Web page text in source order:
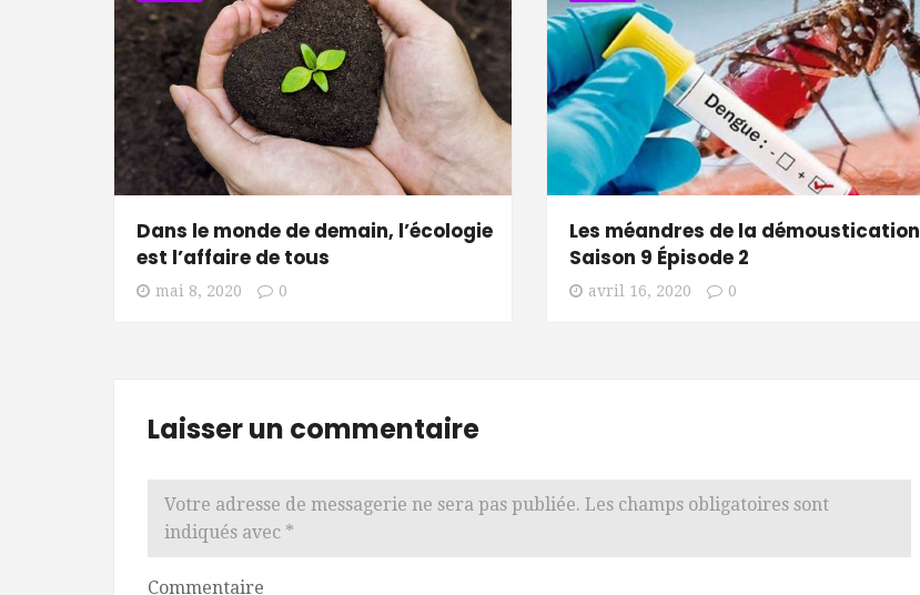
Dans le monde de demain, l’écologie
est l’affaire de tous
mai 8, 2020 0
Les méandres de la démoustication
Saison 9 Épisode 2
avril 16, 2020 0
Laisser un commentaire
Votre adresse de messagerie ne sera pas publiée. Les champs obligatoires sont
indiqués avec *
Commentaire